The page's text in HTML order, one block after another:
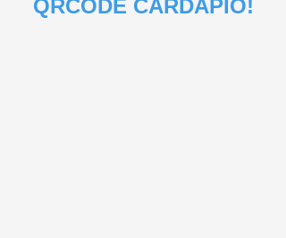
QRCODE CARDÁPIO!